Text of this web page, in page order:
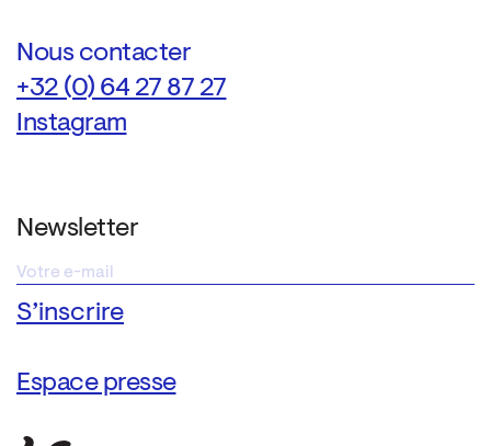
Nous contacter
+32 (0) 64 27 87 27
Instagram
Newsletter
Espace presse